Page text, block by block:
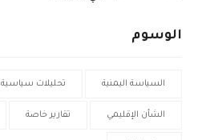
الوسوم
السياسة اليمنية تحليلات سياسية
الشأن الإقليمي تقارير خاصة